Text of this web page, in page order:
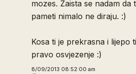
mozes. Zaista se nadam da
pameti nimalo ne diraju. :)
Kosa ti je prekrasna i lijepo
pravo osvjezenje :)
8/09/2013 08:52:00 am